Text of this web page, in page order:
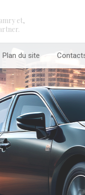
et,
Plan du site